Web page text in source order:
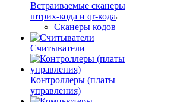
Встраиваемые сканеры
штрих-кода и qr-кода
Сканеры кодов
Считыватели
Контроллеры (платы
управления)